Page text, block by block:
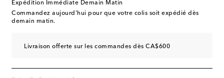
Expédition Immédiate Demain Matin
Commandez aujourd’hui pour que votre colis soit expédié dès
demain matin.
Livraison offerte sur les commandes dès CA$600